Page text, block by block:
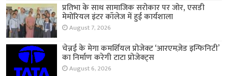
प्रतिभा के साथ सामाजिक सरोकार पर जोर, एसडी
मेमोरियल इंटर कॉलेज में हुई कार्यशाला
August 7, 2026
चेन्नई के मेगा कमर्शियल प्रोजेक्ट ‘आरएमज़ेड इन्फिनिटी’
का निर्माण करेगी टाटा प्रोजेक्ट्स
August 6, 2026